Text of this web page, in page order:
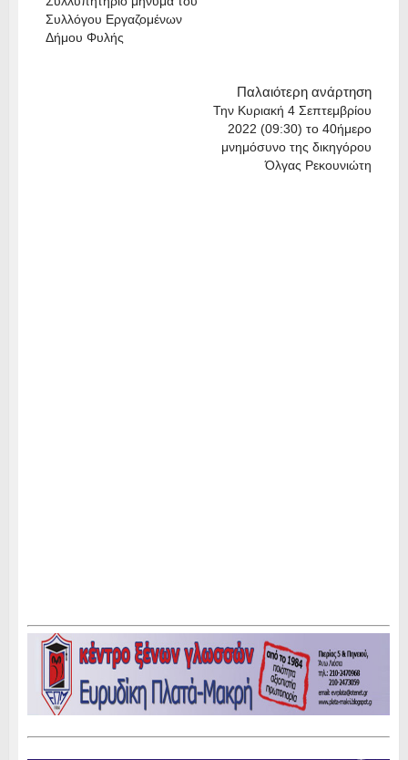
Συλλόγου Εργαζομένων
Δήμου Φυλής
Παλαιότερη ανάρτηση
Την Κυριακή 4 Σεπτεμβρίου
2022 (09:30) το 40ήμερο
μνημόσυνο της δικηγόρου
Όλγας Ρεκουνιώτη